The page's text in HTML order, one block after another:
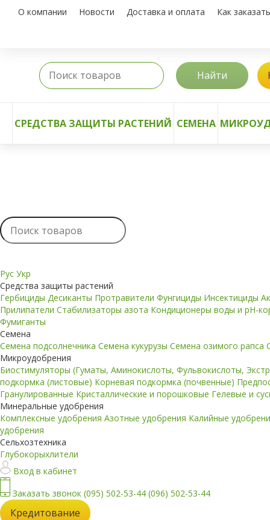
О компании Новости Доставка и оплата Как заказать
Найти
СРЕДСТВА ЗАЩИТЫ РАСТЕНИЙ СЕМЕНА
Рус Укр
Средства защиты растений
Гербициды Десиканты Протравители Фунгициды Инсектициды
Прилипатели Стабилизаторы азота Кондиционеры воды и pH-
Фумиганты
Семена
Семена подсолнечника Семена кукурузы Семена озимого рапса
Микроудобрения
Биостимуляторы (Гуматы, Аминокислоты, Фульвокислоты,
подкормка (листовые) Корневая подкормка (почвенные)
Гранулированные Кристаллические и порошковые Гелевые и
Минеральные удобрения
Комплексные удобрения Азотные удобрения Калийные
удобрения
Сельхозтехника
Глубокорыхлители
Вход в кабинет
Заказать звонок (095) 502-53-44 (096) 502-53-44
Кредитование